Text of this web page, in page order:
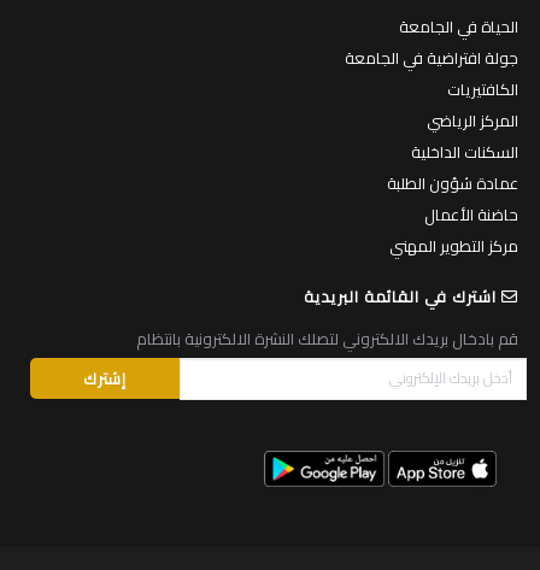
الحياة في الجامعة
جولة افتراضية في الجامعة
الكافتيريات
المركز الرياضي
السكنات الداخلية
عمادة شؤون الطلبة
حاضنة الأعمال
مركز التطوير المهني
اشترك في القائمة البريدية
قم بادخال بريدك الالكتروني لتصلك النشرة الالكترونية بانتظام